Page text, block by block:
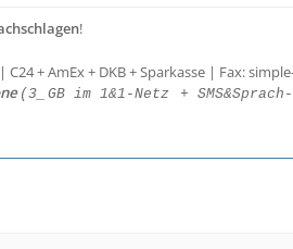
!
+ AmEx + DKB + Sparkasse | Fax:
(3_ GB im 1&1-Netz +